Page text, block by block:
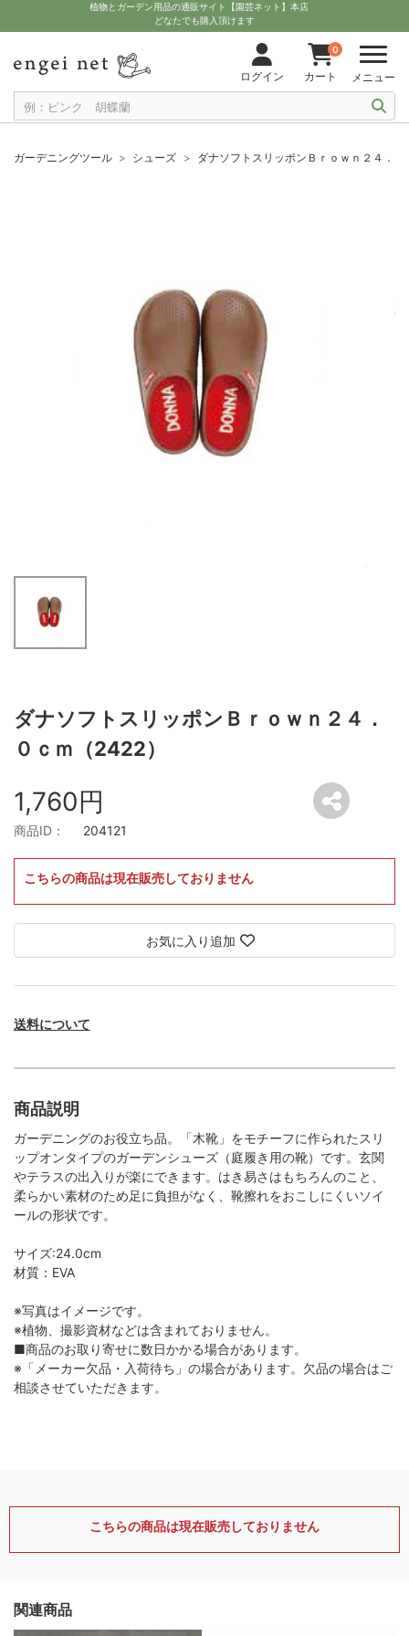
植物とガーデン用品の通販サイト【園芸ネット】本店
どなたでも購入頂けます
ログイン
0
カート メニュー
ガーデニングツール シューズ ダナソフトスリッポンＢｒｏｗｎ２４．
ダナソフトスリッポンＢｒｏｗｎ２４．
０ｃｍ（2422）
1,760円
商品ID： 204121
こちらの商品は現在販売しておりません
お気に入り追加
送料について
商品説明
ガーデニングのお役立ち品。「木靴」をモチーフに作られたスリ
ップオンタイプのガーデンシューズ（庭履き用の靴）です。玄関
やテラスの出入りが楽にできます。はき易さはもちろんのこと、
柔らかい素材のため足に負担がなく、靴擦れをおこしにくいソイ
ールの形状です。
サイズ:24.0cm
材質：EVA
※写真はイメージです。
※植物、撮影資材などは含まれておりません。
■商品のお取り寄せに数日かかる場合があります。
※「メーカー欠品・入荷待ち」の場合があります。欠品の場合はご
相談させていただきます。
こちらの商品は現在販売しておりません
関連商品